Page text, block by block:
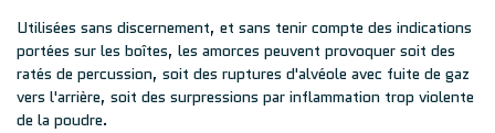
Utilisées sans discernement, et sans tenir compte des indications
portées sur les boîtes, les amorces peuvent provoquer soit des
ratés de percussion, soit des ruptures d'alvéole avec fuite de gaz
vers l'arrière, soit des surpressions par inflammation trop violente
de la poudre.